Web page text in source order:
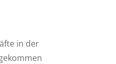
in der